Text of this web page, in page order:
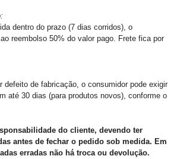
dentro do prazo (7 dias corridos), o
reembolso 50% do valor pago. Frete fica por
defeito de fabricação, o consumidor pode exigir
até 30 dias (para produtos novos), conforme o
do cliente, devendo ter
antes de fechar o pedido sob medida. Em
erradas não há troca ou devolução.